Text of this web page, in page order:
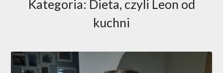
Kategoria: Dieta, czyli Leon od
kuchni